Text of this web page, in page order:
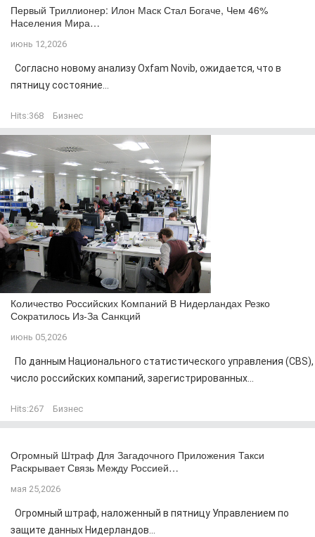
Первый Триллионер: Илон Маск Стал Богаче, Чем 46%
Населения Мира…
июнь 12,2026
Согласно новому анализу Oxfam Novib, ожидается, что в
пятницу состояние...
Hits:368 Бизнес
Количество Российских Компаний В Нидерландах Резко
Сократилось Из-За Санкций
июнь 05,2026
По данным Национального статистического управления (CBS),
число российских компаний, зарегистрированных...
Hits:267 Бизнес
Огромный Штраф Для Загадочного Приложения Такси
Раскрывает Связь Между Россией…
мая 25,2026
Огромный штраф, наложенный в пятницу Управлением по
защите данных Нидерландов...